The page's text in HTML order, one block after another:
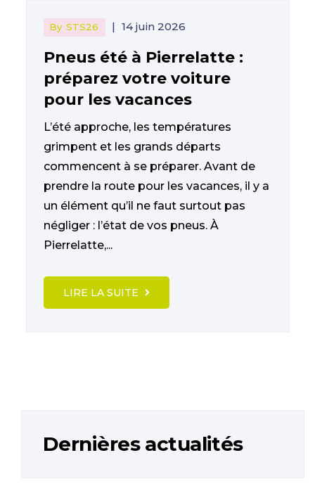
By STS26 | 14 juin 2026
Pneus été à Pierrelatte :
préparez votre voiture
pour les vacances
L’été approche, les températures
grimpent et les grands départs
commencent à se préparer. Avant de
prendre la route pour les vacances, il y a
un élément qu’il ne faut surtout pas
négliger : l’état de vos pneus. À
Pierrelatte,...
LIRE LA SUITE
Dernières actualités